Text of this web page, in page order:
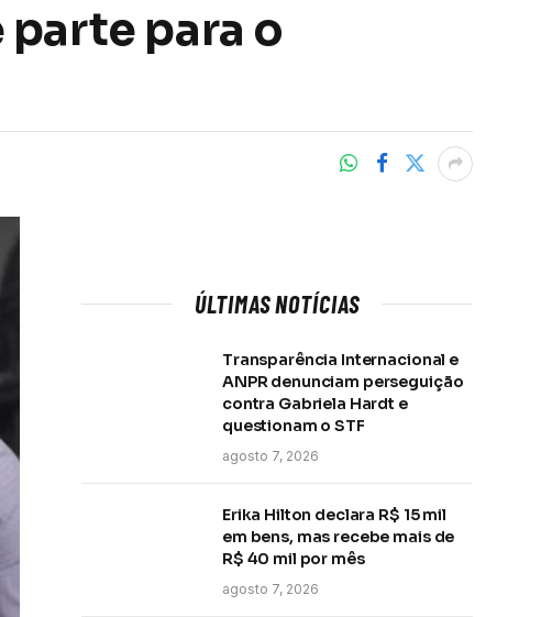
para o
ÚLTIMAS NOTÍCIAS
Transparência Internacional e
ANPR denunciam perseguição
contra Gabriela Hardt e
questionam o STF
agosto 7, 2026
Erika Hilton declara R$ 15 mil
em bens, mas recebe mais de
R$ 40 mil por mês
agosto 7, 2026